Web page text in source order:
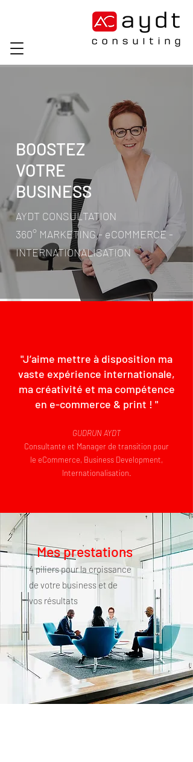
BOOSTEZ
VOTRE
BUSINESS
AYDT CONSULTATION
360° MARKETING - eCOMMERCE -
INTERNATIONALISATION
"J’aime mettre à disposition ma
vaste expérience internationale,
ma créativité et ma compétence
en e-commerce & print ! "
GUDRUN AYDT
Consultante et Manager de transition pour
le eCommerce, Business Development,
Internationalisation.
Mes prestations
4 piliers pour la croissance
de votre business et de
vos résultats